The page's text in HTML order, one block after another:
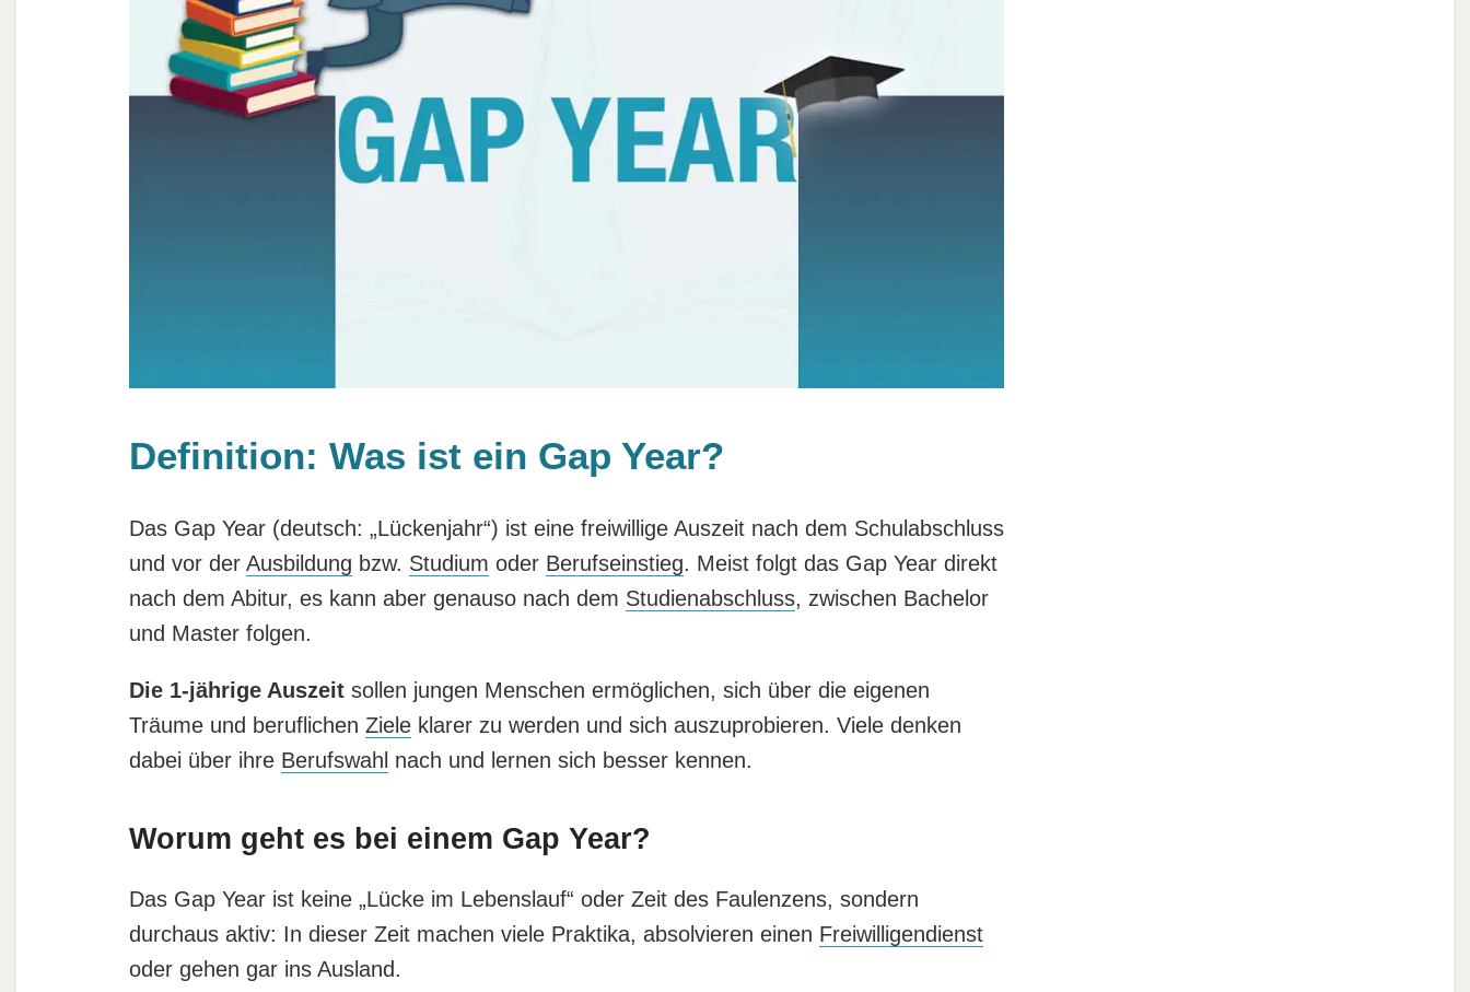
Definition: Was ist ein Gap Year?
Das Gap Year (deutsch: „Lückenjahr“) ist eine freiwillige Auszeit nach dem Schulabschluss
und vor der Ausbildung bzw. Studium oder Berufseinstieg. Meist folgt das Gap Year direkt
nach dem Abitur, es kann aber genauso nach dem Studienabschluss, zwischen Bachelor
und Master folgen.
Die 1-jährige Auszeitsollen jungen Menschen ermöglichen, sich über die eigenen
Träume und beruflichen Zieleklarer zu werden und sich auszuprobieren. Viele denken
dabei über ihre Berufswahl nach und lernen sich besser kennen.
Worum geht es bei einem Gap Year?
Das Gap Year ist keine „Lücke im Lebenslauf“ oder Zeit des Faulenzens, sondern
durchaus aktiv: In dieser Zeit machen viele Praktika, absolvieren einen Freiwilligendienst
oder gehen gar ins Ausland.